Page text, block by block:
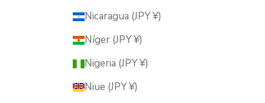
Nicaragua (JPY ¥)
Níger (JPY ¥)
Nigeria (JPY ¥)
Niue (JPY ¥)